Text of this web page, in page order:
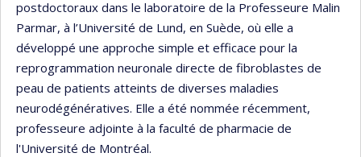
postdoctoraux dans le laboratoire de la Professeure Malin
Parmar, à l’Université de Lund, en Suède, où elle a
développé une approche simple et efficace pour la
reprogrammation neuronale directe de fibroblastes de
peau de patients atteints de diverses maladies
neurodégénératives. Elle a été nommée récemment,
professeure adjointe à la faculté de pharmacie de
l'Université de Montréal.